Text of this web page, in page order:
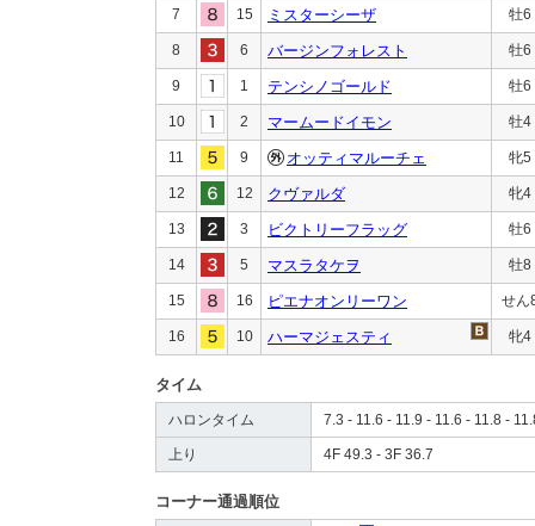
7 15 ミスターシーザ 牡6
8 6 バージンフォレスト 牡6
9 1 テンシノゴールド 牡6
10 2 マームードイモン 牡4
11 9 オッティマルーチェ 牝5
12 12 クヴァルダ 牝4
13 3 ビクトリーフラッグ 牡6
14 5 マスラタケヲ 牡8
15 16 ピエナオンリーワン せん
16 10 ハーマジェスティ 牝4
タイム
ハロンタイム 7.3 - 11.6 - 11.9 - 11.6 - 11.8 -
上り 4F 49.3 - 3F 36.7
コーナー通過順位